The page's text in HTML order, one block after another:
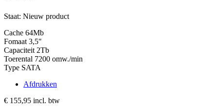
Staat: Nieuw product
Cache 64Mb
Fomaat 3,5"
Capaciteit 2Tb
Toerental 7200 omw./min
Type SATA
Afdrukken
€ 155,95 incl. btw